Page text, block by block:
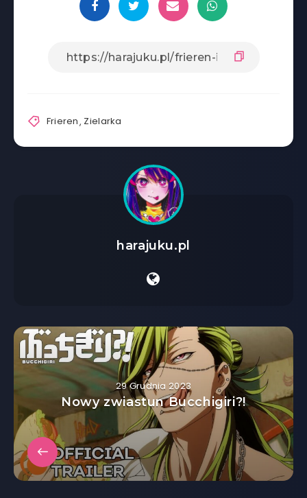
Frieren, Zielarka
harajuku.pl
29 Grudnia 2023
Nowy zwiastun Bucchigiri?!